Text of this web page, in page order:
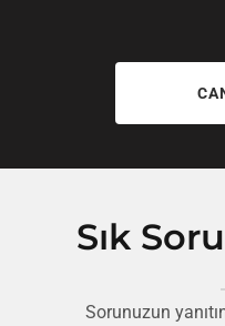
Sık
Sorunuzun